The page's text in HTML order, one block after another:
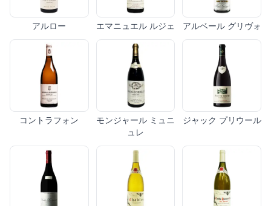
アルロー エマニュエル ルジェ アルベール グリヴォ
コントラフォン
モンジャール ミュニ
ュレ
ジャック プリウール